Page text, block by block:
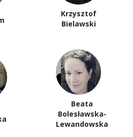
Krzysztof
Bielawski
Beata
Bolesławska-
Lewandowska